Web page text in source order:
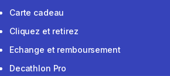
Carte cadeau
Cliquez et retirez
Echange et remboursement
Decathlon Pro